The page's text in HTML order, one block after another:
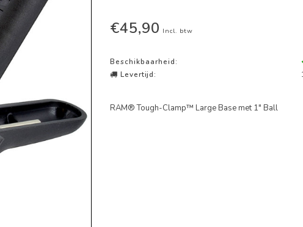
€45,90 Incl. btw
Beschikbaarheid:
Levertijd:
RAM® Tough-Clamp™ Large Base met 1" Ball